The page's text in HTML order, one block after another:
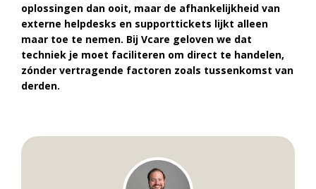
oplossingen dan ooit, maar de afhankelijkheid van
externe helpdesks en supporttickets lijkt alleen
maar toe te nemen. Bij Vcare geloven we dat
techniek je moet faciliteren om direct te handelen,
zónder vertragende factoren zoals tussenkomst van
derden.